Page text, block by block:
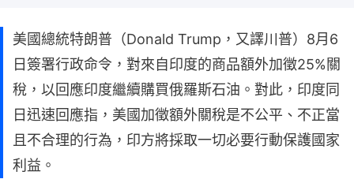
美國總統特朗普（Donald Trump，又譯川普）8月6
日簽署行政命令，對來自印度的商品額外加徵25%關
稅，以回應印度繼續購買俄羅斯石油。對此，印度同
日迅速回應指，美國加徵額外關稅是不公平、不正當
且不合理的行為，印方將採取一切必要行動保護國家
利益。